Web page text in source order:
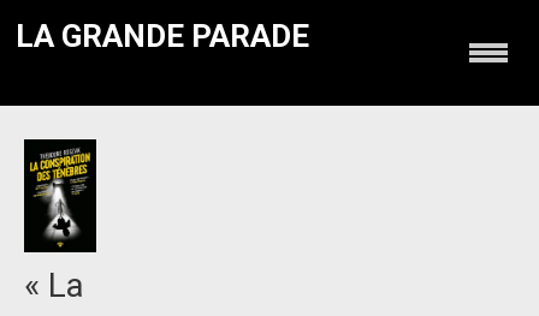
LA GRANDE PARADE
« La